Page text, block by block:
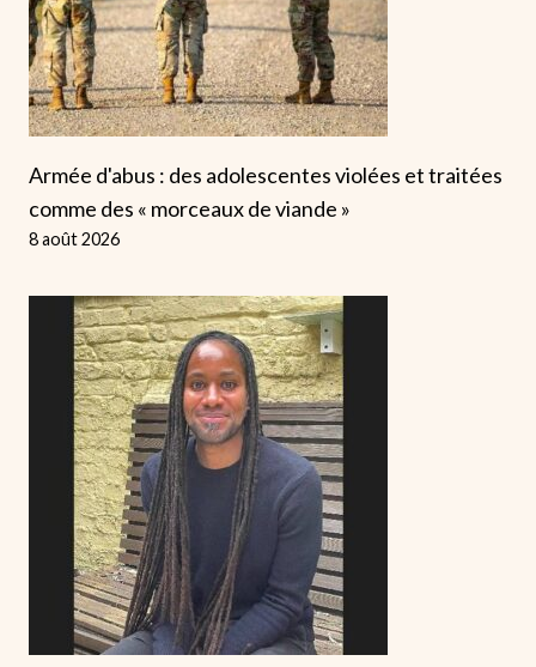
Armée d'abus : des adolescentes violées et traitées
comme des « morceaux de viande »
8 août 2026